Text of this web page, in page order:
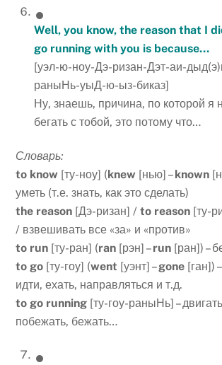
Well, you know, the reason that I
go running with you is because…
[уэл-ю-ноу-Дэ-ризан-Дэт-аи-
раныНь-уыД-ю-ыз-биказ]
Ну, знаешь, причина, по которой я
бегать с тобой, это потому что…
Словарь:
to know [ту-ноу] (knew [нью] –known
уметь (т.е. знать, как это сделать)
the reason [Дэ-ризан] /to reason [ту-
/ взвешивать все «за» и «против»
to run [ту-ран] (ran [рэн] –run [ран]) –
to go [ту-гоу] (went [уэнт] –gone [ган])
идти, ехать, направляться и т.д.
to go running [ту-гоу-раныНь] –
побежать, бежать…